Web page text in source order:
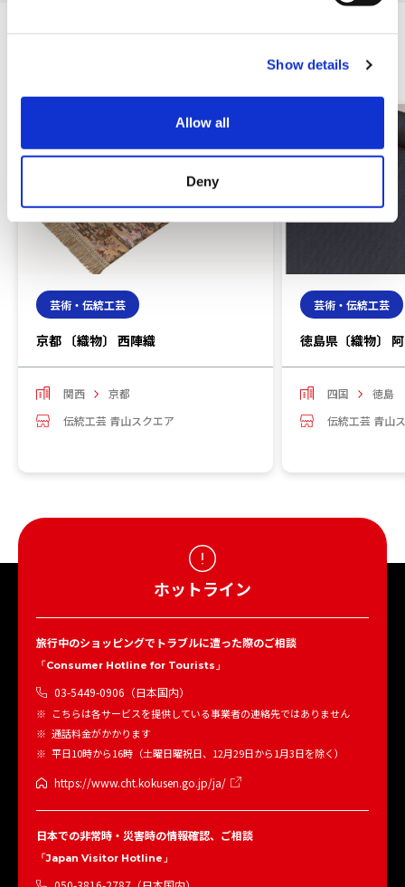
Show details
Allow all
Deny
芸術・伝統工芸
京都 〔織物〕 西陣織
関西
京都
伝統工芸 青山スクエア
芸術・伝統工芸
徳島県〔織物〕
四国
徳島
伝統工芸 青山
ホットライン
旅行中のショッピングでトラブルに遭った際のご相談
「Consumer Hotline for Tourists」
03-5449-0906（日本国内）
こちらは各サービスを提供している事業者の連絡先ではありません
通話料金がかかります
平日10時から16時（土曜日曜祝日、12月29日から1月3日を除く）
https://www.cht.kokusen.go.jp/ja/
日本での非常時・災害時の情報確認、ご相談
「Japan Visitor Hotline」